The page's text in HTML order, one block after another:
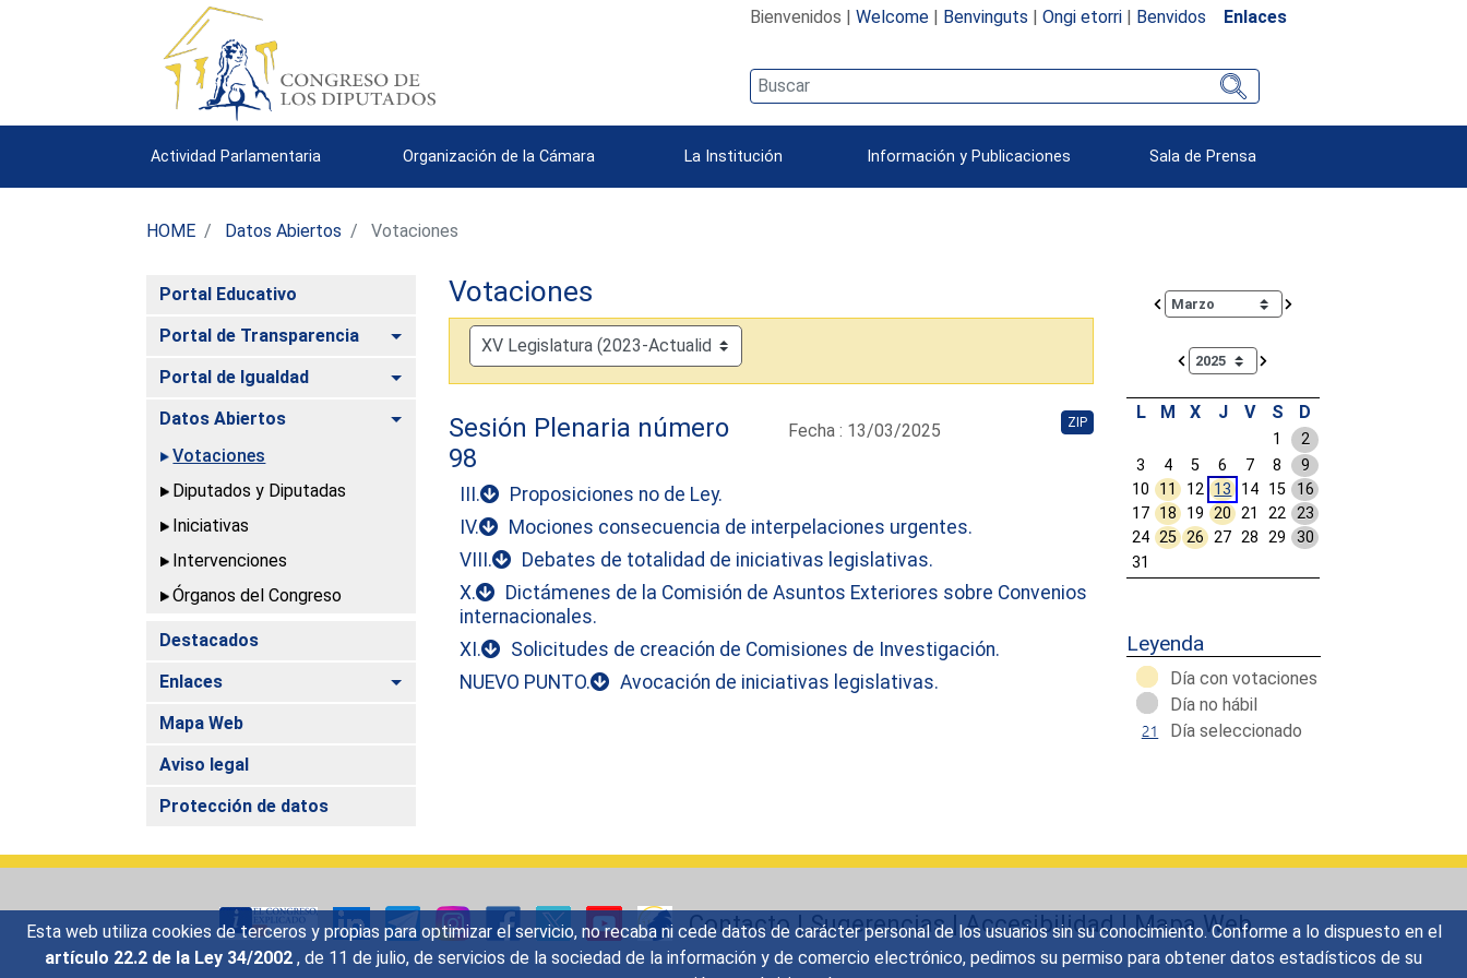
Esta web utiliza cookies de terceros y propias para optimizar el servicio, no recaba ni cede datos de carácter personal de los usuarios sin su conocimiento. Conforme a lo dispuesto en el
artículo 22.2 de la Ley 34/2002 , de 11 de julio, de servicios de la sociedad de la información y de comercio electrónico, pedimos su permiso para obtener datos estadísticos de su
Bienvenidos | Welcome| Benvinguts | Ongi etorri| Benvidos Enlaces
Actividad Parlamentaria Organización de la Cámara La Institución Información y Publicaciones Sala de Prensa
HOME Datos Abiertos Votaciones
Portal Educativo
Portal de Transparencia
Alternar
Portal de Igualdad Alternar
Datos Abiertos
Alternar
Votaciones
Diputados y Diputadas
Iniciativas
Intervenciones
Órganos del Congreso
Destacados
Enlaces
Alternar
Mapa Web
Aviso legal
Protección de datos
Votaciones
Sesión Plenaria número
98
Fecha : 13/03/2025 ZIP
III.
Proposiciones no de Ley.
IV.
Mociones consecuencia de interpelaciones urgentes.
VIII.
Debates de totalidad de iniciativas legislativas.
X.
Dictámenes de la Comisión de Asuntos Exteriores sobre Convenios
internacionales.
XI.
Solicitudes de creación de Comisiones de Investigación.
NUEVO PUNTO.
Avocación de iniciativas legislativas.
Calendar io de actividades. Doce Legislatura
L M X J V S D
1
2
3
4 5 6 7 8
9
10
11 12 13 14 15
16
17 18 19 20 21 22 23
24 25 26 27 28 29
30
31
Leyenda
Día con votaciones
Día no hábil
Día seleccionado
Contacto |Sugerencias|Accesibilidad|Mapa Web